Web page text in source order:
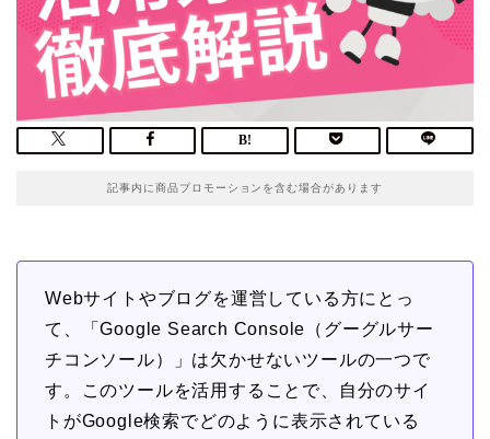
記事内に商品プロモーションを含む場合があります
Webサイトやブログを運営している方にとっ
て、「Google Search Console（グーグルサー
チコンソール）」は欠かせないツールの一つで
す。このツールを活用することで、自分のサイ
トがGoogle検索でどのように表示されている